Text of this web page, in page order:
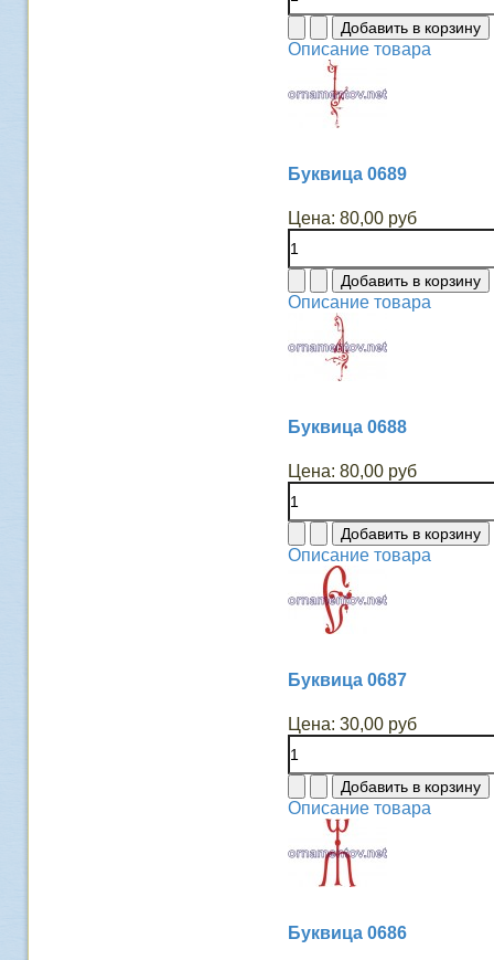
Описание товара
Буквица 0689
Цена: 80,00 руб
Описание товара
Буквица 0688
Цена: 80,00 руб
Описание товара
Буквица 0687
Цена: 30,00 руб
Описание товара
Буквица 0686